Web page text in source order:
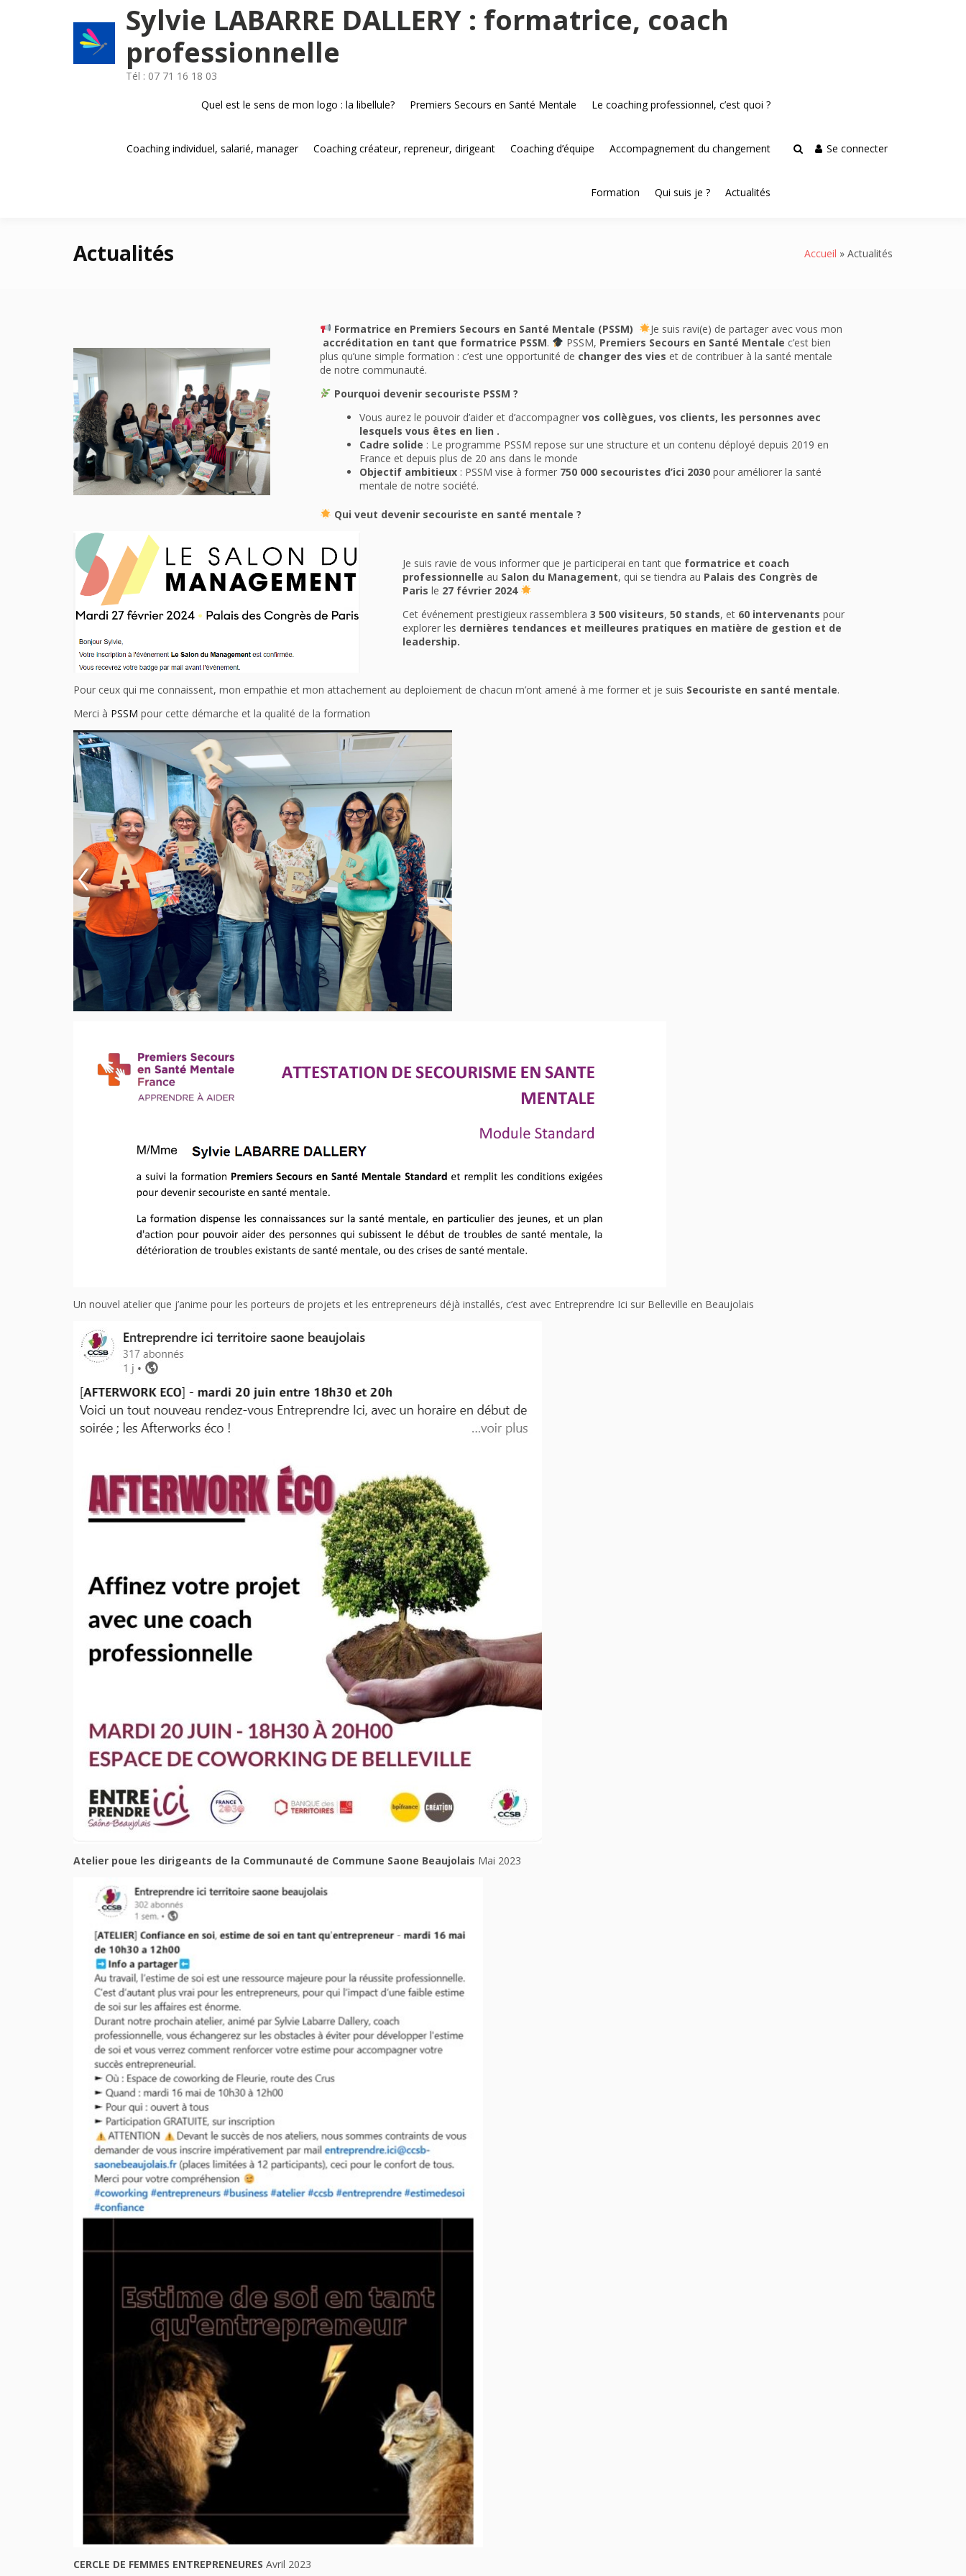
Sylvie LABARRE DALLERY : formatrice, coach
professionnelle
Tél : 07 71 16 18 03
Quel est le sens de mon logo : la libellule? Premiers Secours en Santé Mentale Le coaching professionnel, c’est quoi ?
Coaching individuel, salarié, manager Coaching créateur, repreneur, dirigeant Coaching d’équipe Accompagnement du changement
Formation Qui suis je ? Actualités
Se connecter
Actualités Accueil Actualités
Formatrice en Premiers Secours en Santé Mentale (PSSM)
Je suis ravi(e) de partager avec vous mon
accréditation en tant que formatrice PSSM. PSSM, Premiers Secours en Santé Mentale c’est bien
plus qu’une simple formation : c’est une opportunité de changer des vies et de contribuer à la santé mentale
de notre communauté.
Pourquoi devenir secouriste PSSM ?
Vous aurez le pouvoir d’aider et d’accompagner vos collègues, vos clients, les personnes avec
lesquels vous êtes en lien .
Cadre solide : Le programme PSSM repose sur une structure et un contenu déployé depuis 2019 en
France et depuis plus de 20 ans dans le monde
Objectif ambitieux: PSSM vise à former 750 000 secouristes d’ici 2030pour améliorer la santé
mentale de notre société.
Qui veut devenir secouriste en santé mentale ?
Je suis ravie de vous informer que je participerai en tant que formatrice et coach
professionnelle au Salon du Management, qui se tiendra au Palais des Congrès de
Paris le 27 février 2024
Cet événement prestigieux rassemblera3 500 visiteurs,50 stands, et 60 intervenants pour
explorer les dernières tendances et meilleures pratiques en matière de gestion et de
leadership.
Pour ceux qui me connaissent, mon empathie et mon attachement au deploiement de chacun m’ont amené à me former et je suis Secouriste en santé mentale.
Merci à PSSM pour cette démarche et la qualité de la formation
Un nouvel atelier que j’anime pour les porteurs de projets et les entrepreneurs déjà installés, c’est avec Entreprendre Ici sur Belleville en Beaujolais
Atelier poue les dirigeants de la Communauté de Commune Saone Beaujolais Mai 2023
CERCLE DE FEMMES ENTREPRENEURES Avril 2023